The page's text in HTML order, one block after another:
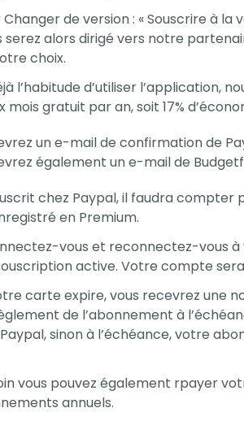
de version : « Souscrire à
serez alors dirigé vers notre
choix.
l’habitude d’utiliser l’application,
mois gratuit par an, soit 17%
un e-mail de confirmation de
également un e-mail de
chez Paypal, il faudra compter
en Premium.
vous et reconnectez-vous
active. Votre compte sera
carte expire, vous recevrez une
de l’abonnement à
sinon à l’échéance, votre
vous pouvez également rpayer
annuels.